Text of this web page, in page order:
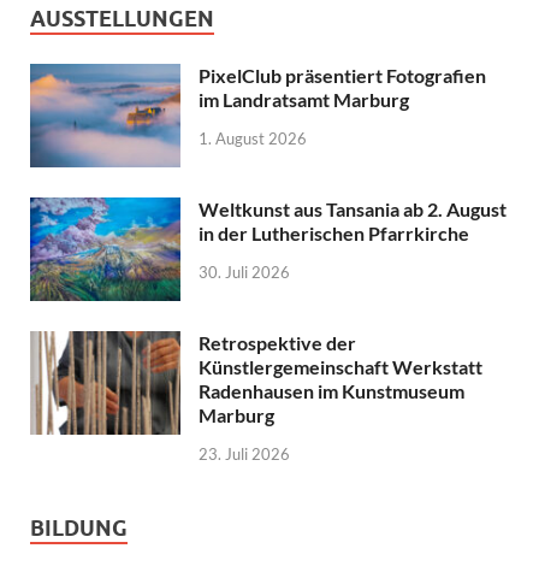
AUSSTELLUNGEN
PixelClub präsentiert Fotografien
im Landratsamt Marburg
1. August 2026
Weltkunst aus Tansania ab 2. August
in der Lutherischen Pfarrkirche
30. Juli 2026
Retrospektive der
Künstlergemeinschaft Werkstatt
Radenhausen im Kunstmuseum
Marburg
23. Juli 2026
BILDUNG